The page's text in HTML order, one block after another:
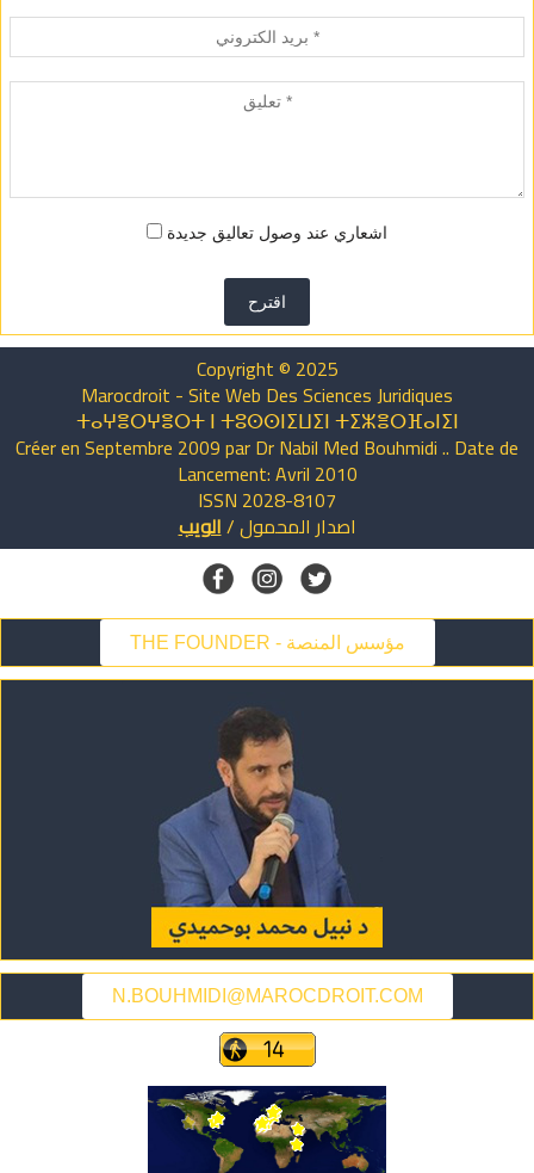
اشعاري عند وصول تعاليق جديدة
اقترح
Copyright © 2025
Marocdroit - Site Web Des Sciences Juridiques
ⵜⴰⵖⴻⵔⵖⴻⵔⵜ ⵏ ⵜⵓⵙⵙⵏⵉⵡⵉⵏ ⵜⵉⵣⴻⵔⴼⴰⵏⵉⵏ
Créer en Septembre 2009 par Dr Nabil Med Bouhmidi .. Date de
Lancement: Avril 2010
ISSN 2028-8107
اصدار المحمول/الويب
THE FOUNDER - مؤسس المنصة
N.BOUHMIDI@MAROCDROIT.COM